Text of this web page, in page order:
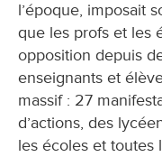
l’époque, imposait
que les profs et les
opposition depuis
enseignants et
massif : 27
d’actions, des
les écoles et toutes